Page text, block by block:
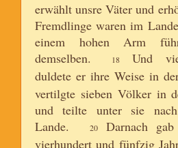
erwählt unsre Väter und
Fremdlinge waren im
einem hohen Arm
demselben.
18
Und
duldete er ihre Weise in
vertilgte sieben Völker in
und teilte unter sie
Lande.
20
Darnach
vierhundert und fünfzig